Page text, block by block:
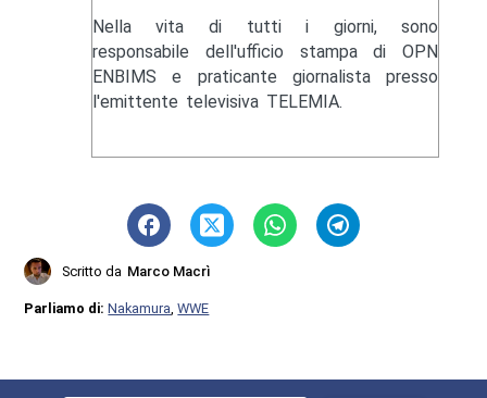
Nella vita di tutti i giorni, sono
responsabile dell'ufficio stampa di OPN
ENBIMS e praticante giornalista presso
l'emittente televisiva TELEMIA.
Scritto da Marco Macrì
Parliamo di:Nakamura ,WWE